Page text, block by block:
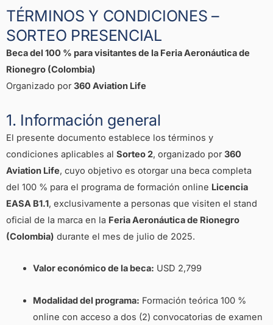
TÉRMINOS Y CONDICIONES –
SORTEO PRESENCIAL
Beca del 100 % para visitantes de la Feria Aeronáutica de
Rionegro (Colombia)
Organizado por360 Aviation Life
1. Información general
El presente documento establece los términos y
condiciones aplicables al Sorteo 2, organizado por360
Aviation Life, cuyo objetivo es otorgar una beca completa
del 100 % para el programa de formación online Licencia
EASA B1.1, exclusivamente a personas que visiten el stand
oficial de la marca en la Feria Aeronáutica de Rionegro
(Colombia) durante el mes de julio de 2025.
Valor económico de la beca: USD 2,799
Modalidad del programa: Formación teórica 100 %
online con acceso a dos (2) convocatorias de examen